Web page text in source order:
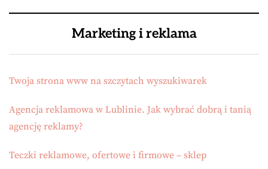
Marketing i reklama
Twoja strona www na szczytach wyszukiwarek
Agencja reklamowa w Lublinie. Jak wybrać dobrą i tanią
agencję reklamy?
Teczki reklamowe, ofertowe i firmowe – sklep